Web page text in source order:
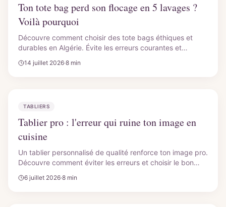
Ton tote bag perd son flocage en 5 lavages ?
Voilà pourquoi
Découvre comment choisir des tote bags éthiques et
durables en Algérie. Évite les erreurs courantes et
complet pour un mode de vie éco-responsable.
14 juillet 2026·8 min
TABLIERS
Tablier pro : l'erreur qui ruine ton image en
cuisine
Un tablier personnalisé de qualité renforce ton image pro.
Découvre comment éviter les erreurs et choisir le bon
CutyCollection.
6 juillet 2026·8 min